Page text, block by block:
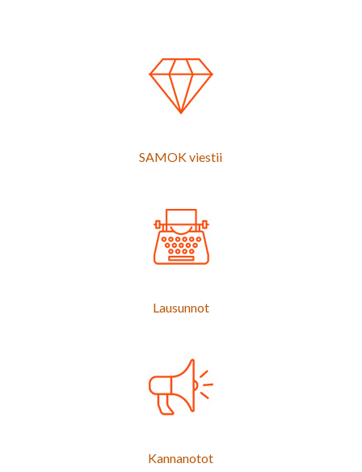
SAMOK viestii
Lausunnot
Kannanotot